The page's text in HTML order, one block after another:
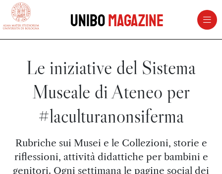
vai al contenuto della pagina
UniboMagazine
Le iniziative del Sistema
Museale di Ateneo per
#laculturanonsiferma
Rubriche sui Musei e le Collezioni, storie e
riflessioni, attività didattiche per bambini e
genitori. Ogni settimana le pagine social dei